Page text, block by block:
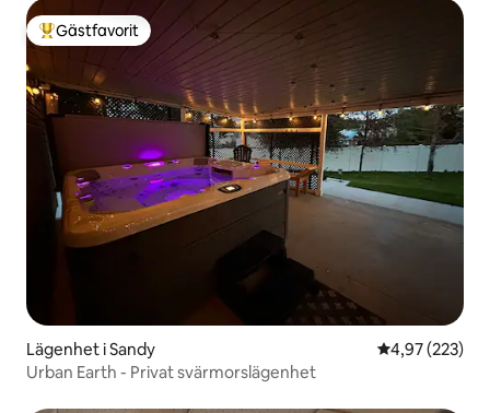
Populär gästfavorit
Gästfavorit
Lägenhet i Sandy 4,97 av 5 i
4,97 (223)
Urban Earth - Privat svärmorslägenhet